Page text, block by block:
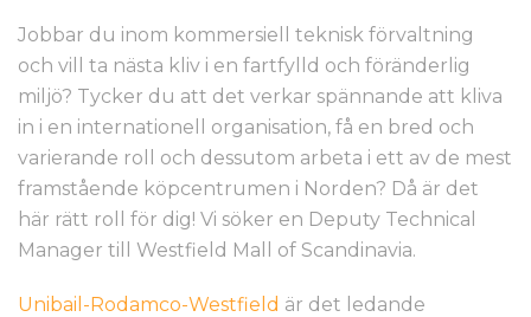
Jobbar du inom kommersiell teknisk förvaltning
och vill ta nästa kliv i en fartfylld och föränderlig
miljö? Tycker du att det verkar spännande att kliva
in i en internationell organisation, få en bred och
varierande roll och dessutom arbeta i ett av de mest
framstående köpcentrumen i Norden? Då är det
här rätt roll för dig! Vi söker en Deputy Technical
Manager till Westfield Mall of Scandinavia.
Unibail-Rodamco-Westfield är det ledande